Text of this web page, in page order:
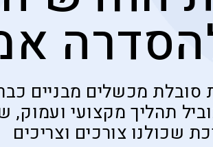
מכשלים מבניים
החוק משנות ה-80 תוביל תהליך
שכולנו צורכים וצריכים